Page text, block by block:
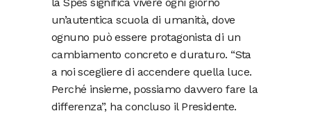
un’autentica scuola di umanità, dove
ognuno può essere protagonista di un
cambiamento concreto e duraturo. “Sta
a noi scegliere di accendere quella luce.
Perché insieme, possiamo davvero fare la
differenza”, ha concluso il Presidente.